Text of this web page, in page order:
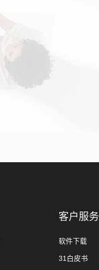
客户服务
软件下载
31白皮书